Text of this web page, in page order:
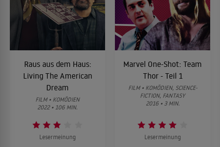
Raus aus dem Haus:
Living The American
Dream
FILM • KOMÖDIEN
2022 • 106 MIN.
Lesermeinung
Marvel One-Shot: Team
Thor - Teil 1
FILM • KOMÖDIEN, SCIENCE-
FICTION, FANTASY
2016 • 3 MIN.
Lesermeinung